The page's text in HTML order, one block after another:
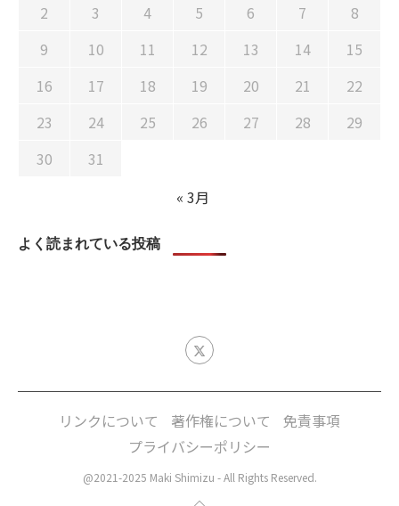
2
3 4 5 6 7
8
9
10 11 12 13 14
15
16
17 18 19 20 21
22
23
24 25 26 27 28
29
30
31
« 3月
よく読まれている投稿
リンクについて 著作権について
免責事項
プライバシーポリシー
@2021-2025 Maki Shimizu - All Rights Reserved.